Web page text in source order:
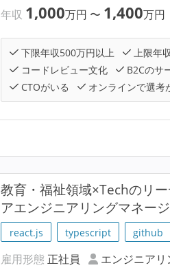
年収 1,000万円 〜 1,400万円
下限年収500万円以上 上限年
コードレビュー文化
B2Cのサ
CTOがいる
オンラインで選考
教育・福祉領域×Techのリ
アエンジニアリングマネー
react.js typescript github
雇用形態 正社員 エンジニア